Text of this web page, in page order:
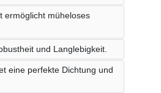
ermöglicht müheloses
und Langlebigkeit.
eine perfekte Dichtung und